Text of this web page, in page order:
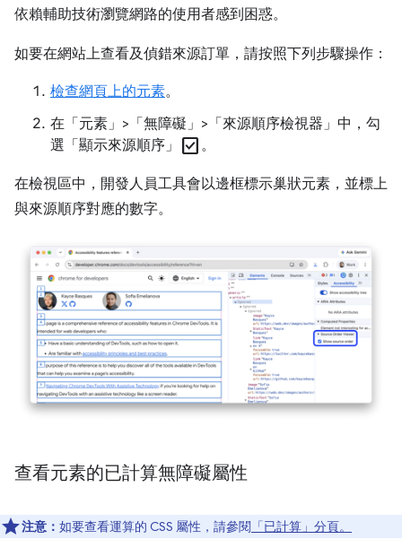
依賴輔助技術瀏覽網路的使用者感到困惑。
如要在網站上查看及偵錯來源訂單，請按照下列步驟操作：
檢查網頁上的元素。
在「元素」>「無障礙」>「來源順序檢視器」中，勾
選「顯示來源順序」 check_box 。
在檢視區中，開發人員工具會以邊框標示巢狀元素，並標上
與來源順序對應的數字。
查看元素的已計算無障礙屬性
注意： 如要查看運算的 CSS 屬性，請參閱 「已計算」分頁。